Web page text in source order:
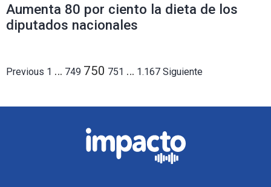
Aumenta 80 por ciento la dieta de los
diputados nacionales
Paginación
entradas
Previous 1 … 749 750 751 … 1.167 Siguiente